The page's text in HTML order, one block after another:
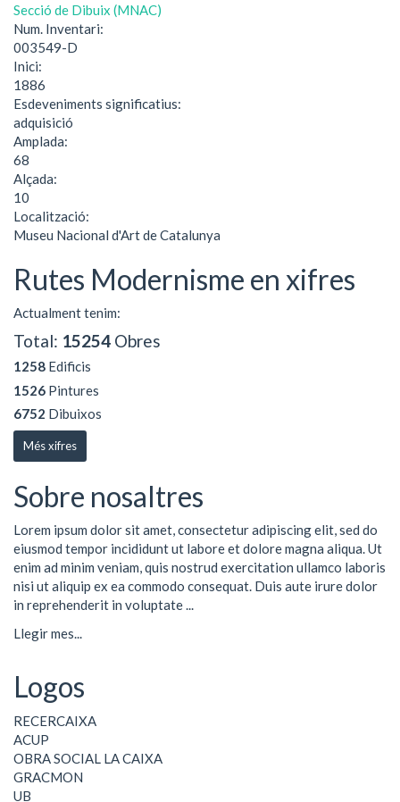
Secció de Dibuix (MNAC)
Num. Inventari:
003549-D
Inici:
1886
Esdeveniments significatius:
adquisició
Amplada:
68
Alçada:
10
Localització:
Museu Nacional d'Art de Catalunya
Rutes Modernisme en xifres
Actualment tenim:
Total: 15254 Obres
1258 Edificis
1526 Pintures
6752 Dibuixos
Més xifres
Sobre nosaltres
Lorem ipsum dolor sit amet, consectetur adipiscing elit, sed do
eiusmod tempor incididunt ut labore et dolore magna aliqua. Ut
enim ad minim veniam, quis nostrud exercitation ullamco laboris
nisi ut aliquip ex ea commodo consequat. Duis aute irure dolor
in reprehenderit in voluptate ...
Llegir mes...
Logos
RECERCAIXA
ACUP
OBRA SOCIAL LA CAIXA
GRACMON
UB